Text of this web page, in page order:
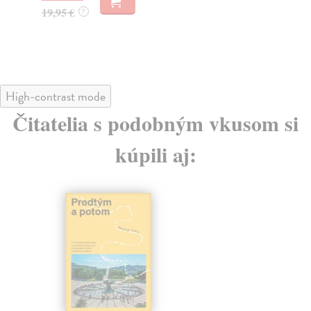
32,85 € ?
High-contrast mode
Čitatelia s podobným vkusom si
kúpili aj: